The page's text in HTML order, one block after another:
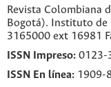
Revista Colombiana
Bogotá). Instituto de
3165000 ext 16981
ISSN Impreso: 0123-
ISSN En línea: 1909-